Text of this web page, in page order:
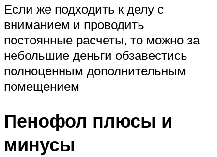
Если же подходить к делу с
вниманием и проводить
постоянные расчеты, то можно за
небольшие деньги обзавестись
полноценным дополнительным
помещением
Пенофол плюсы и
минусы